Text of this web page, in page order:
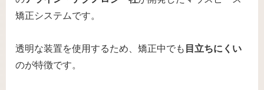
矯正システムです。
透明な装置を使用するため、矯正中でも 目立ちにくい
のが特徴です。